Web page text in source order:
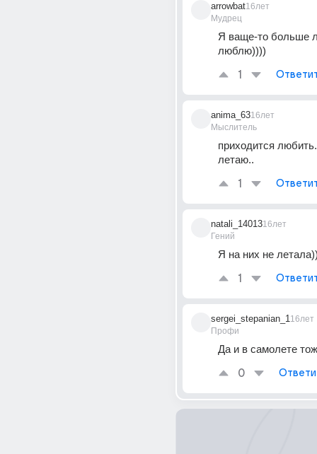
arrowbat
Мудрец
16лет
Я ваще-то больше
люблю))))
1
anima_63
Мыслитель
16лет
приходится
летаю..
1
natali_14013
Гений
16лет
Я на них не
1
sergei_stepanian_1
Профи
16лет
Да и в самолете
0